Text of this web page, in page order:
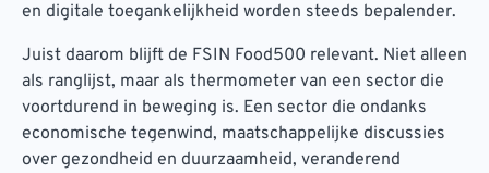
en digitale toegankelijkheid worden steeds bepalender.
Juist daarom blijft de FSIN Food500 relevant. Niet alleen
als ranglijst, maar als thermometer van een sector die
voortdurend in beweging is. Een sector die ondanks
economische tegenwind, maatschappelijke discussies
over gezondheid en duurzaamheid, veranderend